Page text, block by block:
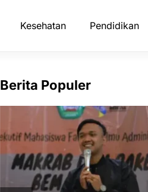
Kesehatan Pendidikan
Berita Populer